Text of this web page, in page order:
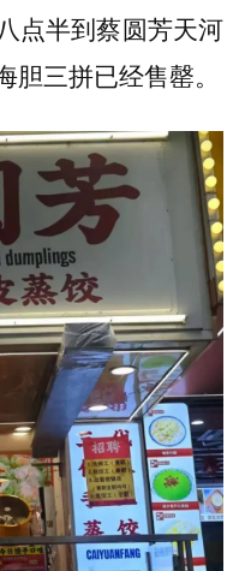
点半到蔡圆芳天河
三拼已经售罄。